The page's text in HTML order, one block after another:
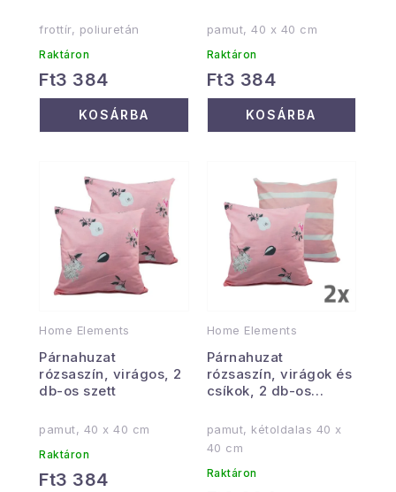
frottír, poliuretán
Raktáron
Ft3 384
KOSÁRBA
pamut, 40 x 40 cm
Raktáron
Ft3 384
KOSÁRBA
Home Elements
Párnahuzat
rózsaszín, virágos, 2
db-os szett
pamut, 40 x 40 cm
Raktáron
Ft3 384
Home Elements
Párnahuzat
rózsaszín, virágok és
csíkok, 2 db-os
pamut, kétoldalas 40 x
40 cm
Raktáron